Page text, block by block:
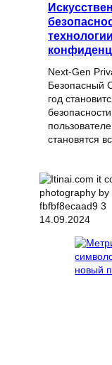
Next-Gen
Безопасный
год
становятся
14.09.2024